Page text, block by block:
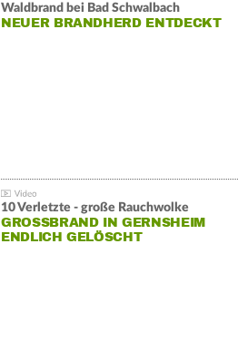
Waldbrand bei Bad Schwalbach
NEUER BRANDHERD ENTDECKT
10 Verletzte - große Rauchwolke
GROSSBRAND IN GERNSHEIM E
NDLICH GELÖSCHT